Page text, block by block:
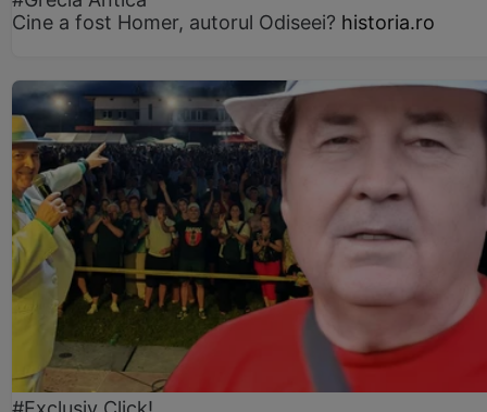
Cine a fost Homer, autorul Odiseei? historia.ro